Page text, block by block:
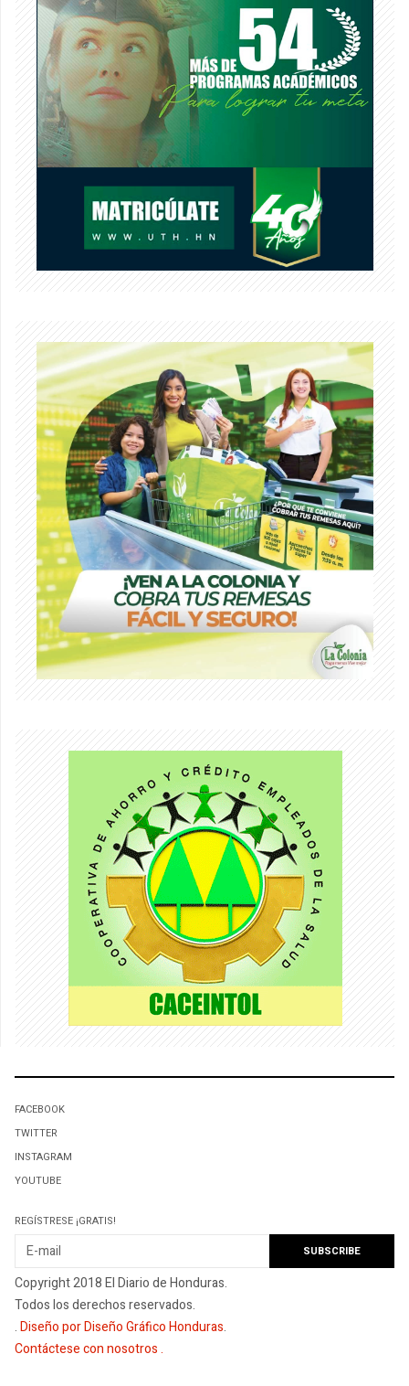
FACEBOOK
TWITTER
INSTAGRAM
YOUTUBE
REGÍSTRESE ¡GRATIS!
Copyright 2018 El Diario de Honduras.
Todos los derechos reservados.
.Diseño por Diseño Gráfico Honduras.
Contáctese con nosotros.